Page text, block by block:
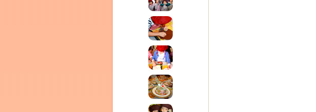
室・テイクアウト Clémentine (produced